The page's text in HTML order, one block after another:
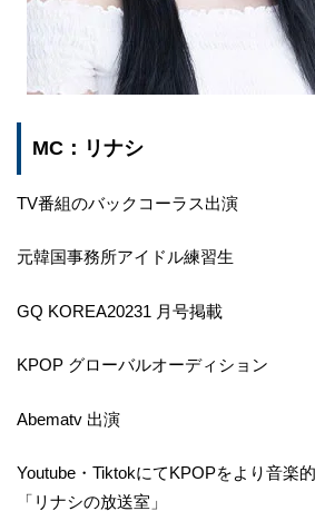
MC：リナシ
TV番組のバックコーラス出演
元韓国事務所アイドル練習生
GQ KOREA20231 月号掲載
KPOP グローバルオーディション
Abematv 出演
Youtube・TiktokにてKPOPをより音楽
「リナシの放送室」